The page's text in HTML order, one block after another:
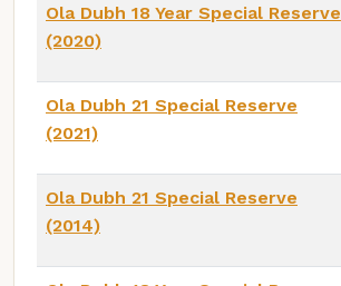
Ola Dubh 18 Year Special Reserve
(2020)
Ola Dubh 21 Special Reserve
(2021)
Ola Dubh 21 Special Reserve
(2014)